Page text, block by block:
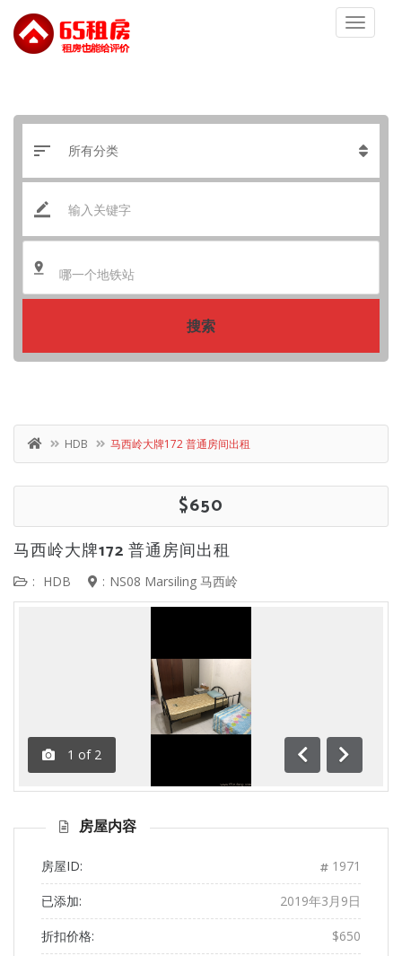
哪一个地铁站
搜索
HDB 马西岭大牌172 普通房间出租
$650
马西岭大牌172 普通房间出租
: HDB : NS08 Marsiling 马西岭
1 of 2
前一
页
下一
页
房屋内容
房屋ID: 1971
已添加: 2019年3月9日
折扣价格: $650